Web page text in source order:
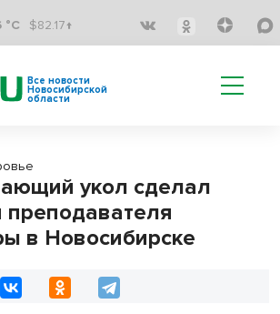
°C $82.17↑
Все новости
Новосибирской
области
укол сделал
в Новосибирске